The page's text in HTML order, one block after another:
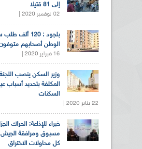
إلى 81 قتيلا
02 نوفمبر 2020 |
بلجود : 120 ألف
الوطن أصحابهم
16 فبراير 2020 |
وزير السكن ينصب اللجنة
المكلفة بتحديد أسباب
السكنات
22 يناير 2020 |
خبراء للإذاعة: الحراك
مسبوق ومرافقة
كل محاولات الاختراق